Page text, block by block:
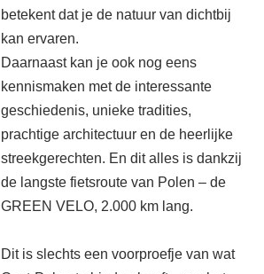
betekent dat je de natuur van dichtbij
kan ervaren.
Daarnaast kan je ook nog eens
kennismaken met de interessante
geschiedenis, unieke tradities,
prachtige architectuur en de heerlijke
streekgerechten. En dit alles is dankzij
de langste fietsroute van Polen – de
GREEN VELO, 2.000 km lang.
Dit is slechts een voorproefje van wat